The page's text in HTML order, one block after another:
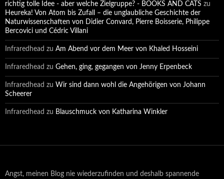
richtig tolle Idee - aber welche Zielgruppe? - BOOKS AND CATS zu
Heureka! Von Atom bis Zufall – die unglaubliche Geschichte der
Naturwissenschaften von Didier Convard, Pierre Boisserie, Philippe
Bercovici und Cédric Villani
Infraredhead zu Am Abend vor dem Meer von Khaled Hosseini
Infraredhead zu Gehen, ging, gegangen von Jenny Erpenbeck
Infraredhead zu Wir sind dann wohl die Angehörigen von Johann
Scheerer
Infraredhead zu Blauschmuck von Katharina Winkler
Angst, meinen Blog nie wiederzufinden und deshalb spannende